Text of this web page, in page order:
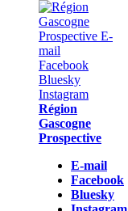
Région
Gascogne
Prospective
E-mail
Facebook
Bluesky